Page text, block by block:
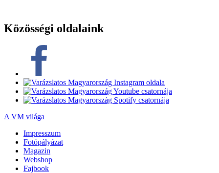
Közösségi oldalaink
A VM világa
Impresszum
Fotópályázat
Magazin
Webshop
Fajbook